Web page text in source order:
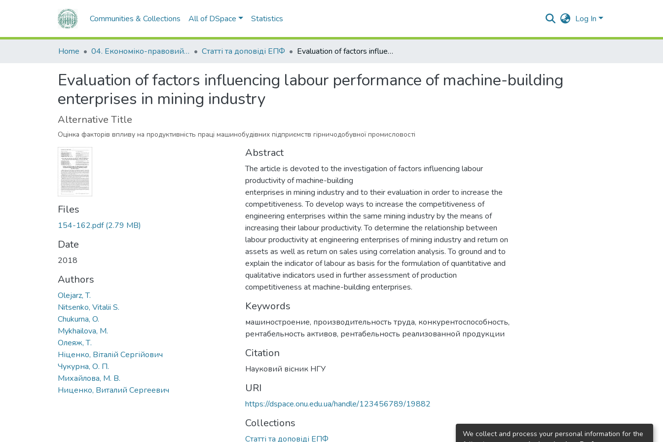
Communities & Collections All of DSpace Statistics Log In
Home 04. Економіко-правовий факультет Статті та доповіді ЕПФ Evaluation of factors influencing labour performance of machine-building enterprises in mining industry
Evaluation of factors influencing labour performance of machine-building
enterprises in mining industry
Alternative Title
Оцінка факторів впливу на продуктивність праці машинобудівних підприємств гірничодобувної промисловості
Files
154-162.pdf(2.79 MB)
Date
2018
Authors
Olejarz, T.
Nitsenko, Vitalii S.
Chukurna, O.
Mykhailova, M.
Олеяж, Т.
Ніценко, Віталій Сергійович
Чукурна, О. П.
Михайлова, М. В.
Ниценко, Виталий Сергеевич
Abstract
The article is devoted to the investigation of factors influencing labour
productivity of machine-building
enterprises in mining industry and to their evaluation in order to increase the
competitiveness. To develop ways to increase the competitiveness of
engineering enterprises within the same mining industry by the means of
increasing their labour productivity. To determine the relationship between
labour productivity at engineering enterprises of mining industry and return on
assets as well as return on sales using correlation analysis. To ground and to
explain the indicator of labour as basis for the formulation of quantitative and
qualitative indicators used in further assessment of production
competitiveness at machine-building enterprises.
Keywords
машиностроение, производительность труда, конкурентоспособность,
рентабельность активов, рентабельность реализованной продукции
Citation
Науковий вісник НГУ
URI
https://dspace.onu.edu.ua/handle/123456789/19882
Collections
Статті та доповіді ЕПФ
We collect and process your personal information for the